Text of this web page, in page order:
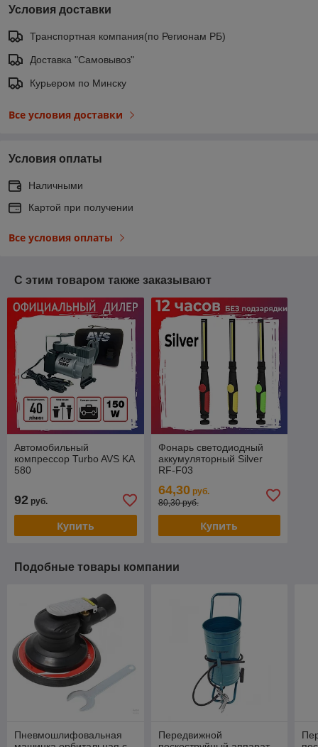
Условия доставки
Транспортная компания(по Регионам РБ)
Доставка "Самовывоз"
Курьером по Минску
Все условия доставки
Условия оплаты
Наличными
Картой при получении
Все условия оплаты
С этим товаром также заказывают
Автомобильный
компрессор Turbo AVS KA
580
92 руб.
Купить
Фонарь светодиодный
аккумуляторный Silver
RF-F03
64,30руб.
80,30 руб.
Купить
Подобные товары компании
Пневмошлифовальная
Передвижной